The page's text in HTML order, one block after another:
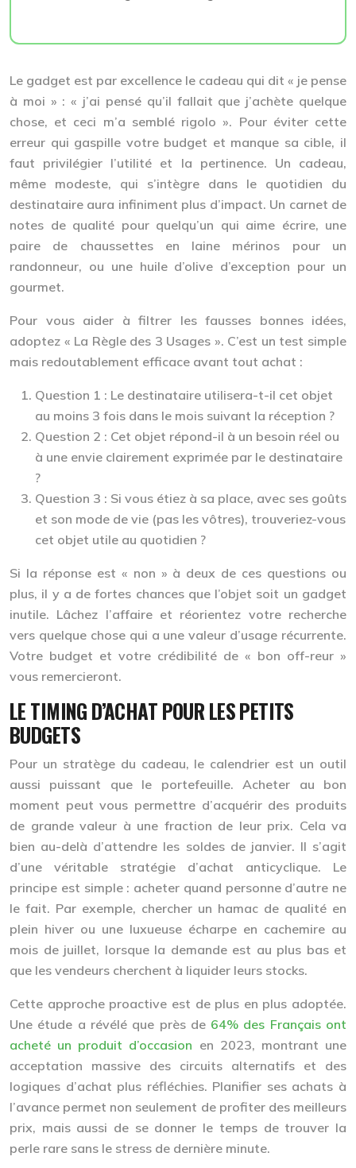
Le gadget est par excellence le cadeau qui dit « je pense
à moi » : « j’ai pensé qu’il fallait que j’achète quelque
chose, et ceci m’a semblé rigolo ». Pour éviter cette
erreur qui gaspille votre budget et manque sa cible, il
faut privilégier l’utilité et la pertinence. Un cadeau,
même modeste, qui s’intègre dans le quotidien du
destinataire aura infiniment plus d’impact. Un carnet de
notes de qualité pour quelqu’un qui aime écrire, une
paire de chaussettes en laine mérinos pour un
randonneur, ou une huile d’olive d’exception pour un
gourmet.
Pour vous aider à filtrer les fausses bonnes idées,
adoptez « La Règle des 3 Usages ». C’est un test simple
mais redoutablement efficace avant tout achat :
Question 1 : Le destinataire utilisera-t-il cet objet
au moins 3 fois dans le mois suivant la réception ?
Question 2 : Cet objet répond-il à un besoin réel ou
à une envie clairement exprimée par le destinataire
?
Question 3 : Si vous étiez à sa place, avec ses goûts
et son mode de vie (pas les vôtres), trouveriez-vous
cet objet utile au quotidien ?
Si la réponse est « non » à deux de ces questions ou
plus, il y a de fortes chances que l’objet soit un gadget
inutile. Lâchez l’affaire et réorientez votre recherche
vers quelque chose qui a unevaleur d’usage récurrente.
Votre budget et votre crédibilité de « bon off-reur »
vous remercieront.
LE TIMING D’ACHAT POUR LES PETITS
BUDGETS
Pour un stratège du cadeau, le calendrier est un outil
aussi puissant que le portefeuille. Acheter au bon
moment peut vous permettre d’acquérir des produits
de grande valeur à une fraction de leur prix. Cela va
bien au-delà d’attendre les soldes de janvier. Il s’agit
d’une véritable stratégie d’achat anticyclique. Le
principe est simple : acheter quand personne d’autre ne
le fait. Par exemple, chercher un hamac de qualité en
plein hiver ou une luxueuse écharpe en cachemire au
mois de juillet, lorsque la demande est au plus bas et
que les vendeurs cherchent à liquider leurs stocks.
Cette approche proactive est de plus en plus adoptée.
Une étude a révélé que près de 64% des Français ont
acheté un produit d’occasion en 2023, montrant une
acceptation massive des circuits alternatifs et des
logiques d’achat plus réfléchies. Planifier ses achats à
l’avance permet non seulement de profiter des meilleurs
prix, mais aussi de se donner le temps de trouver la
perle rare sans le stress de dernière minute.